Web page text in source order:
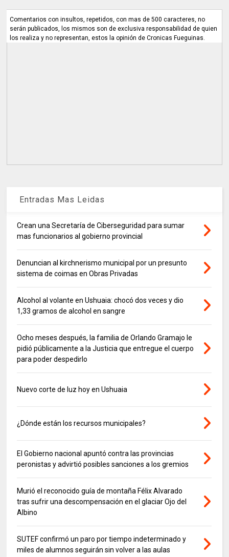
Comentarios con insultos, repetidos, con mas de 500 caracteres, no
serán publicados, los mismos son de exclusiva responsabilidad de quien
los realiza y no representan, estos la opinión de Cronicas Fueguinas.
Entradas Mas Leidas
Crean una Secretaría de Ciberseguridad para sumar
mas funcionarios al gobierno provincial
Denuncian al kirchnerismo municipal por un presunto
sistema de coimas en Obras Privadas
Alcohol al volante en Ushuaia: chocó dos veces y dio
1,33 gramos de alcohol en sangre
Ocho meses después, la familia de Orlando Gramajo le
pidió públicamente a la Justicia que entregue el cuerpo
para poder despedirlo
Nuevo corte de luz hoy en Ushuaia
¿Dónde están los recursos municipales?
El Gobierno nacional apuntó contra las provincias
peronistas y advirtió posibles sanciones a los gremios
Murió el reconocido guía de montaña Félix Alvarado
tras sufrir una descompensación en el glaciar Ojo del
Albino
SUTEF confirmó un paro por tiempo indeterminado y
miles de alumnos seguirán sin volver a las aulas